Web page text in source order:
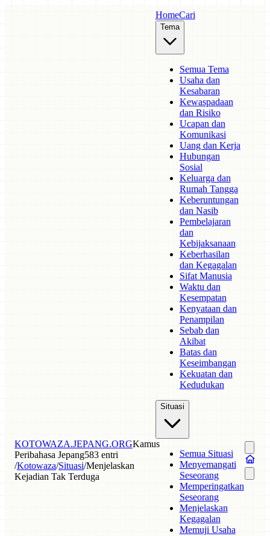
KOTOWAZA.JEPANG.ORGKamus
Peribahasa Jepang583 entri
/Kotowaza/Situasi/Menjelaskan
Kejadian Tak Terduga
HomeCari
Tema
Semua Tema
Usaha dan
Kesabaran
Kewaspadaan
dan Risiko
Ucapan dan
Komunikasi
Uang dan Kerja
Hubungan
Sosial
Keluarga dan
Rumah Tangga
Keberuntungan
dan Nasib
Pembelajaran
dan
Kebijaksanaan
Keberhasilan
dan Kegagalan
Sifat Manusia
Waktu dan
Kesempatan
Kenyataan dan
Penampilan
Sebab dan
Akibat
Batas dan
Keseimbangan
Kekuatan dan
Kedudukan
Situasi
Semua Situasi
Menyemangati
Seseorang
Memperingatkan
Seseorang
Menjelaskan
Kegagalan
Memuji Usaha